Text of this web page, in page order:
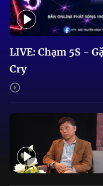
LIVE: Chạm 5S -
Cry